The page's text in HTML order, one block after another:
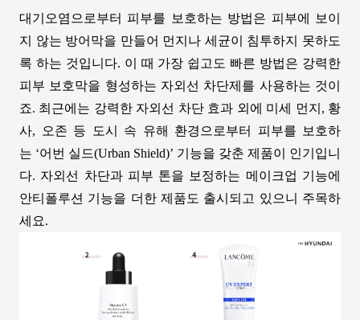
대기오염으로부터 피부를 보호하는 방법은 피부에 보이
지 않는 방어막을 만들어 먼지나 세균이 침투하지 못하도
록 하는 것입니다. 이 때 가장 쉽고도 빠른 방법은 강력한
피부 보호막을 형성하는 자외선 차단제를 사용하는 것이
죠. 최근에는 강력한 자외선 차단 효과 외에 미세 먼지 , 황
사, 오존 등 도시 속 유해 환경으로부터 피부를 보호하
는 ‘어번 실드(Urban Shield)’ 기능을 갖춘 제품이 인기입니
다. 자외선 차단과 피부 톤을 보정하는 메이크업 기능에
안티폴루션 기능을 더한 제품도 출시되고 있으니 주목하
세요.